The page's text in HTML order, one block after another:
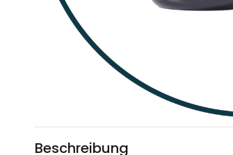
Beschreibung